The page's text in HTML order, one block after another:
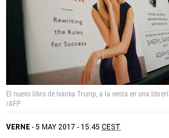
El nuevo libro de Ivanka Trump, a la venta en una
/AFP
VERNE 5 MAY 2017 - 15:45 CEST